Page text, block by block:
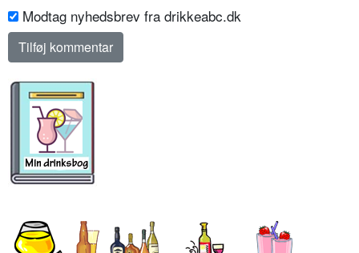
Modtag nyhedsbrev fra drikkeabc.dk